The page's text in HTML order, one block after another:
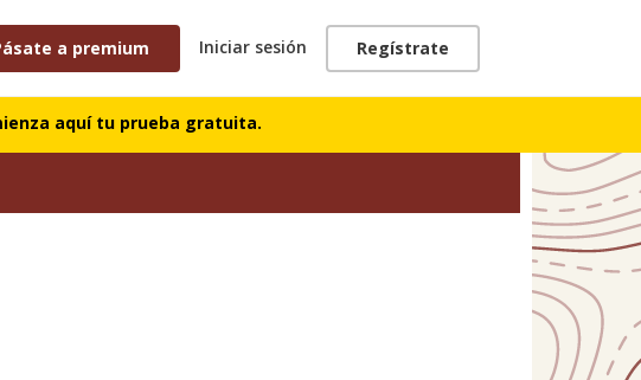
a premium Iniciar sesión Regístrate
aquí tu prueba gratuita.